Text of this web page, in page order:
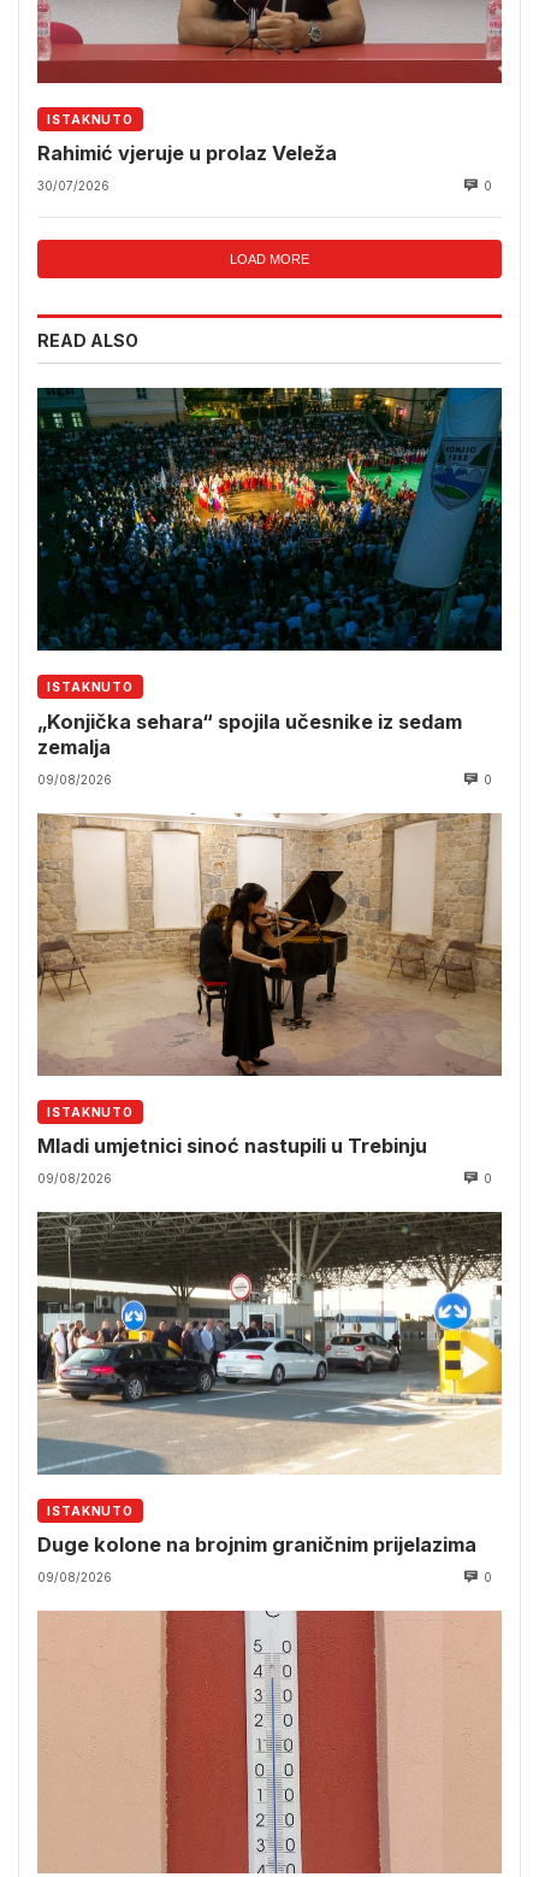
ISTAKNUTO
Rahimić vjeruje u prolaz Veleža
30/07/2026 0
LOAD MORE
READ ALSO
ISTAKNUTO
„Konjička sehara“ spojila učesnike iz sedam
zemalja
09/08/2026 0
ISTAKNUTO
Mladi umjetnici sinoć nastupili u Trebinju
09/08/2026 0
ISTAKNUTO
Duge kolone na brojnim graničnim prijelazima
09/08/2026 0